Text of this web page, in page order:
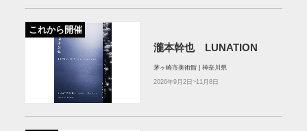
これから開催
瀧本幹也 LUNATION
茅ヶ崎市美術館 | 神奈川県
2026年9月2日~11月8日